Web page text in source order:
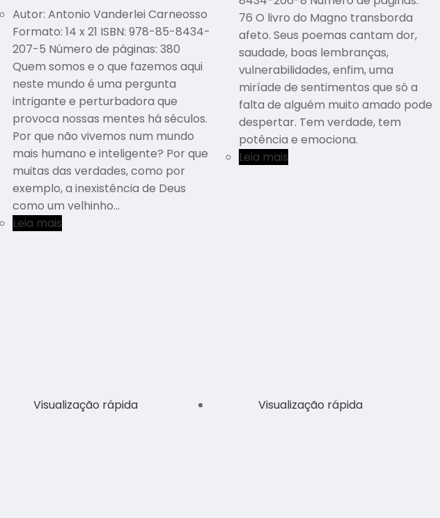
Autor: Antonio Vanderlei Carneosso
Formato: 14 x 21 ISBN: 978-85-8434-
207-5 Número de páginas: 380
Quem somos e o que fazemos aqui
neste mundo é uma pergunta
intrigante e perturbadora que
provoca nossas mentes há séculos.
Por que não vivemos num mundo
mais humano e inteligente? Por que
muitas das verdades, como por
exemplo, a inexistência de Deus
como um velhinho…
Leia mais
76 O livro do Magno transborda
afeto. Seus poemas cantam dor,
saudade, boas lembranças,
vulnerabilidades, enfim, uma
miríade de sentimentos que só a
falta de alguém muito amado pode
despertar. Tem verdade, tem
potência e emociona.
Leia mais
Visualização rápida Visualização rápida